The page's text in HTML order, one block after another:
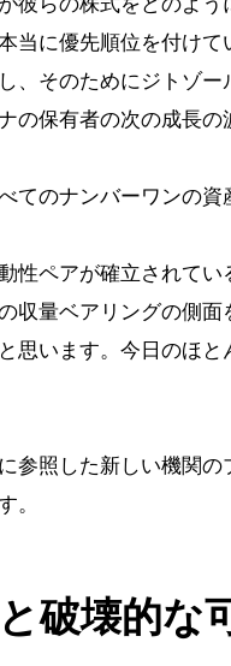
当に優先順位を付け
、そのためにジトゾ
の保有者の次の成長の
のナンバーワンの資
性ペアが確立されて
収量ベアリングの側
思います。今日のほ
参照した新しい機関
。
破壊的な